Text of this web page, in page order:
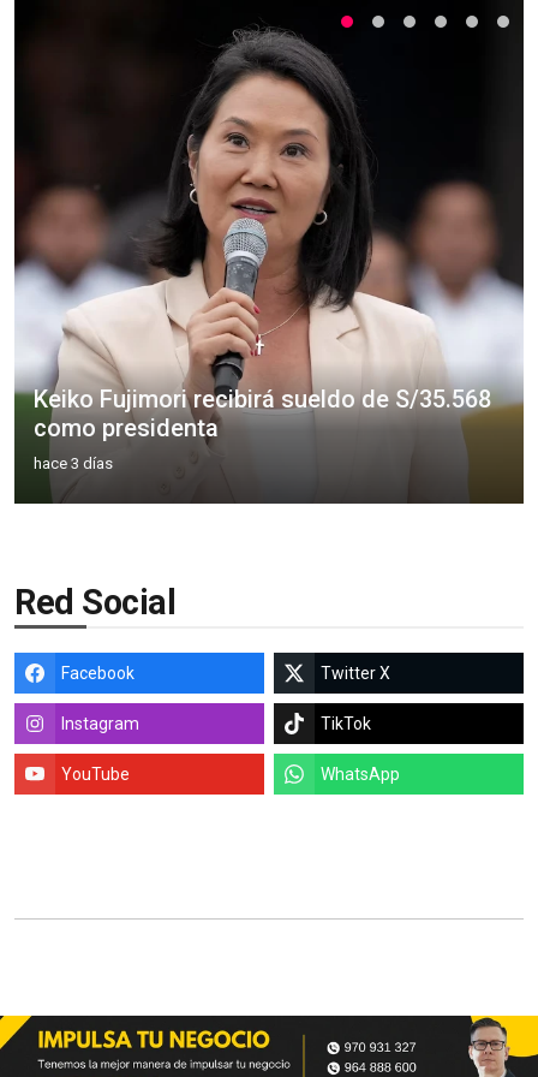
Keiko Fujimori recibirá sueldo de S/35.568
como presidenta
hace 3 días
Red Social
Facebook Twitter X
Instagram TikTok
YouTube WhatsApp